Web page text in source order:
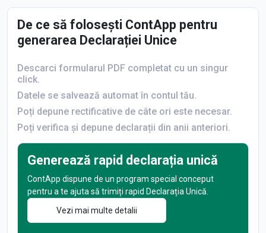
De ce să folosești ContApp pentru
generarea Declarației Unice
Descarci formularul PDF completat cu un singur
click.
Datele se salvează automat în contul tău.
Poți depune rectificative de câte ori este necesar.
Poți verifica și depune declarații din anii anteriori.
Generează rapid declarația unică
ContApp dispune de un program special conceput
pentru a te ajuta să trimiți rapid Declarația Unică.
Vezi mai multe detalii